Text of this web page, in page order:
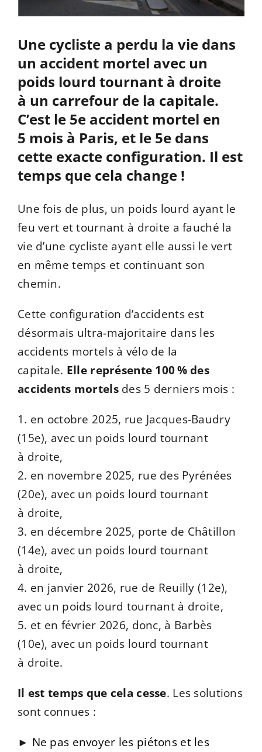
Une cycliste a perdu la vie dans
un accident mortel avec un
poids lourd tournant à droite
à un carrefour de la capitale.
C’est le 5e accident mortel en
5 mois à Paris, et le 5e dans
cette exacte configuration. Il est
temps que cela change !
Une fois de plus, un poids lourd ayant le
feu vert et tournant à droite a fauché la
vie d’une cycliste ayant elle aussi le vert
en même temps et continuant son
chemin.
Cette configuration d’accidents est
désormais ultra-majoritaire dans les
accidents mortels à vélo de la
capitale. Elle représente 100 % des
accidents mortelsdes 5 derniers mois :
1. en octobre 2025, rue Jacques-Baudry
(15e), avec un poids lourd tournant
à droite,
2. en novembre 2025, rue des Pyrénées
(20e), avec un poids lourd tournant
à droite,
3. en décembre 2025, porte de Châtillon
(14e), avec un poids lourd tournant
à droite,
4. en janvier 2026, rue de Reuilly (12e),
avec un poids lourd tournant à droite,
5. et en février 2026, donc, à Barbès
(10e), avec un poids lourd tournant
à droite.
Il est temps que cela cesse. Les solutions
sont connues :
► Ne pas envoyer les piétons et les